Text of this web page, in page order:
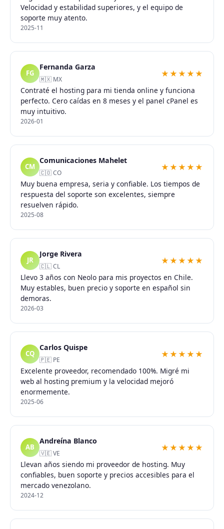
Velocidad y estabilidad superiores, y el equipo de
soporte muy atento.
2025-11
FG
Fernanda Garza
🇲🇽 MX
★★★★★
Contraté el hosting para mi tienda online y funciona
perfecto. Cero caídas en 8 meses y el panel cPanel es
muy intuitivo.
2026-01
CM
Comunicaciones Mahelet
🇨🇴 CO
★★★★★
Muy buena empresa, seria y confiable. Los tiempos de
respuesta del soporte son excelentes, siempre
resuelven rápido.
2025-08
JR
Jorge Rivera
🇨🇱 CL
★★★★★
Llevo 3 años con Neolo para mis proyectos en Chile.
Muy estables, buen precio y soporte en español sin
demoras.
2026-03
CQ
Carlos Quispe
🇵🇪 PE
★★★★★
Excelente proveedor, recomendado 100%. Migré mi
web al hosting premium y la velocidad mejoró
enormemente.
2025-06
AB
Andreína Blanco
🇻🇪 VE
★★★★★
Llevan años siendo mi proveedor de hosting. Muy
confiables, buen soporte y precios accesibles para el
mercado venezolano.
2024-12